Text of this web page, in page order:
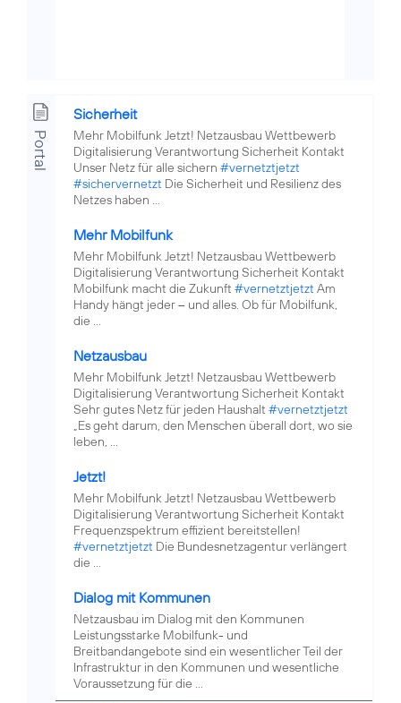
Portal
Sicherheit
Mehr Mobilfunk Jetzt! Netzausbau Wettbewerb
Digitalisierung Verantwortung Sicherheit Kontakt
Unser Netz für alle sichern #vernetztjetzt
#sichervernetzt Die Sicherheit und Resilienz des
Netzes haben ...
Mehr Mobilfunk
Mehr Mobilfunk Jetzt! Netzausbau Wettbewerb
Digitalisierung Verantwortung Sicherheit Kontakt
Mobilfunk macht die Zukunft #vernetztjetzt Am
Handy hängt jeder – und alles. Ob für Mobilfunk,
die ...
Netzausbau
Mehr Mobilfunk Jetzt! Netzausbau Wettbewerb
Digitalisierung Verantwortung Sicherheit Kontakt
Sehr gutes Netz für jeden Haushalt #vernetztjetzt
„Es geht darum, den Menschen überall dort, wo sie
leben, ...
Jetzt!
Mehr Mobilfunk Jetzt! Netzausbau Wettbewerb
Digitalisierung Verantwortung Sicherheit Kontakt
Frequenzspektrum effizient bereitstellen!
#vernetztjetzt Die Bundesnetzagentur verlängert
die ...
Dialog mit Kommunen
Netzausbau im Dialog mit den Kommunen
Leistungsstarke Mobilfunk- und
Breitbandangebote sind ein wesentlicher Teil der
Infrastruktur in den Kommunen und wesentliche
Voraussetzung für die ...